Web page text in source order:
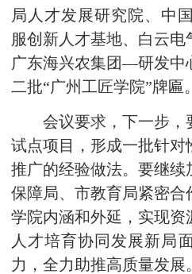
局人才发展研究院、中
服创新人才基地、白云电
广东海兴农集团—研发中
二批“广州工匠学院”牌匾。
会议要求，下一步，
试点项目，形成一批针
推广的经验做法。要继续
保障局、市教育局紧密合
学院内涵和外延，实现
人才培育协同发展新局
力，全力助推高质量发展